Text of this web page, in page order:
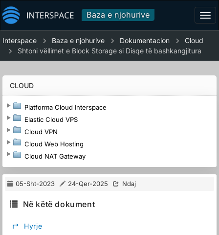
Baza e njohurive
Interspace Baza e njohurive Dokumentacion
Cloud
Shtoni vëllimet e Block Storage si Disqe të bashkangjitura
CLOUD
Platforma Cloud Interspace
Elastic Cloud VPS
Cloud VPN
Cloud Web Hosting
Cloud NAT Gateway
05-Sht-2023 24-Qer-2025 Ndaj
Në këtë dokument
↱
Hyrje